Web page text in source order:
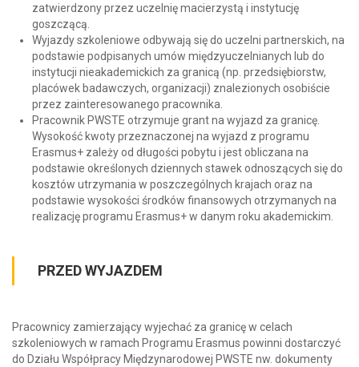
zatwierdzony przez uczelnię macierzystą i instytucję
goszczącą.
Wyjazdy szkoleniowe odbywają się do uczelni partnerskich, na
podstawie podpisanych umów międzyuczelnianych lub do
instytucji nieakademickich za granicą (np. przedsiębiorstw,
placówek badawczych, organizacji) znalezionych osobiście
przez zainteresowanego pracownika.
Pracownik PWSTE otrzymuje grant na wyjazd za granicę.
Wysokość kwoty przeznaczonej na wyjazd z programu
Erasmus+ zależy od długości pobytu i jest obliczana na
podstawie określonych dziennych stawek odnoszących się do
kosztów utrzymania w poszczególnych krajach oraz na
podstawie wysokości środków finansowych otrzymanych na
realizację programu Erasmus+ w danym roku akademickim.
PRZED WYJAZDEM
Pracownicy zamierzający wyjechać za granicę w celach
szkoleniowych w ramach Programu Erasmus powinni dostarczyć
do Działu Współpracy Międzynarodowej PWSTE nw. dokumenty